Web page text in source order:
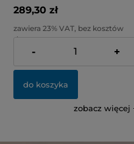
289,30 zł
zawiera 23% VAT, bez kosztów
dostawy
Cena netto:
235,20 zł
- +
do koszyka
zobacz więcej